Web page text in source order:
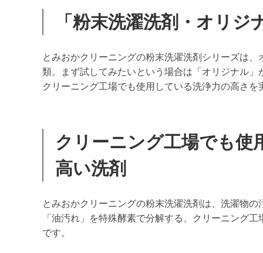
「粉末洗濯洗剤・オリジ
とみおかクリーニングの粉末洗濯洗剤シリーズは
類。まず試してみたいという場合は「オリジナル」
クリーニング工場でも使用している洗浄力の高さを
クリーニング工場でも使
高い洗剤
とみおかクリーニングの粉末洗濯洗剤は、洗濯物
「油汚れ」を特殊酵素で分解する、クリーニング
です。